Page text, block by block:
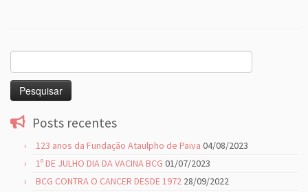
por:
Posts recentes
123 anos da Fundação Ataulpho de Paiva 04/08/2023
1º DE JULHO DIA DA VACINA BCG 01/07/2023
BCG CONTRA O CANCER DESDE 1972 28/09/2022